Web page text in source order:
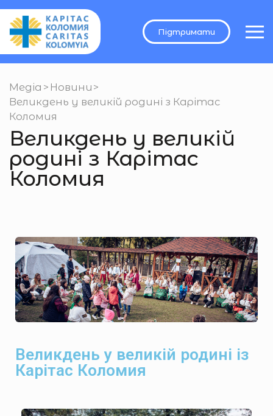
Підтримати
Медіа > Новини >
Великдень у великій родині з Карітас
Коломия
Великдень у великій
родині з Карітас
Коломия
Великдень у великій родині із
Карітас Коломия